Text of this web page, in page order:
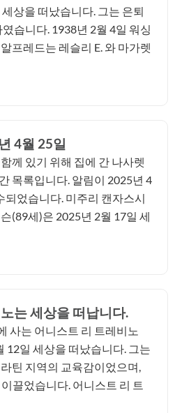
상을 떠났습니다. 그는 은퇴
습니다. 1938년 2월 4일 워싱
프레드는 레슬리 E. 와 마가렛
4월 25일
께 있기 위해 집에 간 나사렛
목록입니다. 알림이 2025년 4
되었습니다. 미주리 캔자스시
(89세)은 2025년 2월 17일 세
는 세상을 떠납니다.
사는 어니스트 리 트레비노
12일 세상을 떠났습니다. 그는
틴 지역의 교육감이었으며,
끌었습니다. 어니스트 리 트